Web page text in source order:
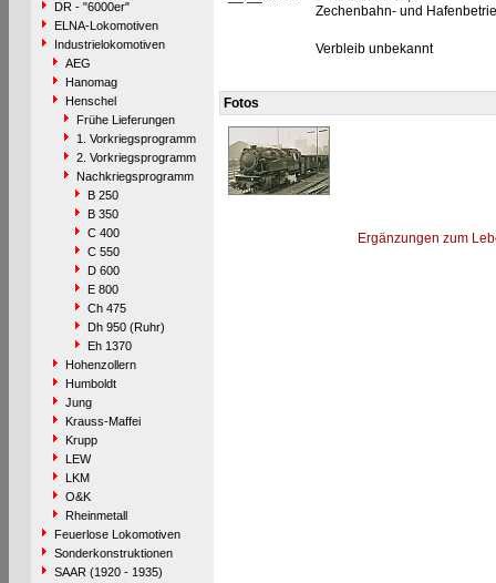
DR - "6000er"
ELNA-Lokomotiven
Industrielokomotiven
AEG
Hanomag
Henschel
Frühe Lieferungen
1. Vorkriegsprogramm
2. Vorkriegsprogramm
Nachkriegsprogramm
B 250
B 350
C 400
C 550
D 600
E 800
Ch 475
Dh 950 (Ruhr)
Eh 1370
Hohenzollern
Humboldt
Jung
Krauss-Maffei
Krupp
LEW
LKM
O&K
Rheinmetall
Feuerlose Lokomotiven
Sonderkonstruktionen
SAAR (1920 - 1935)
Zechenbahn- und
Verbleib unbekannt
Fotos
Ergänzungen zum